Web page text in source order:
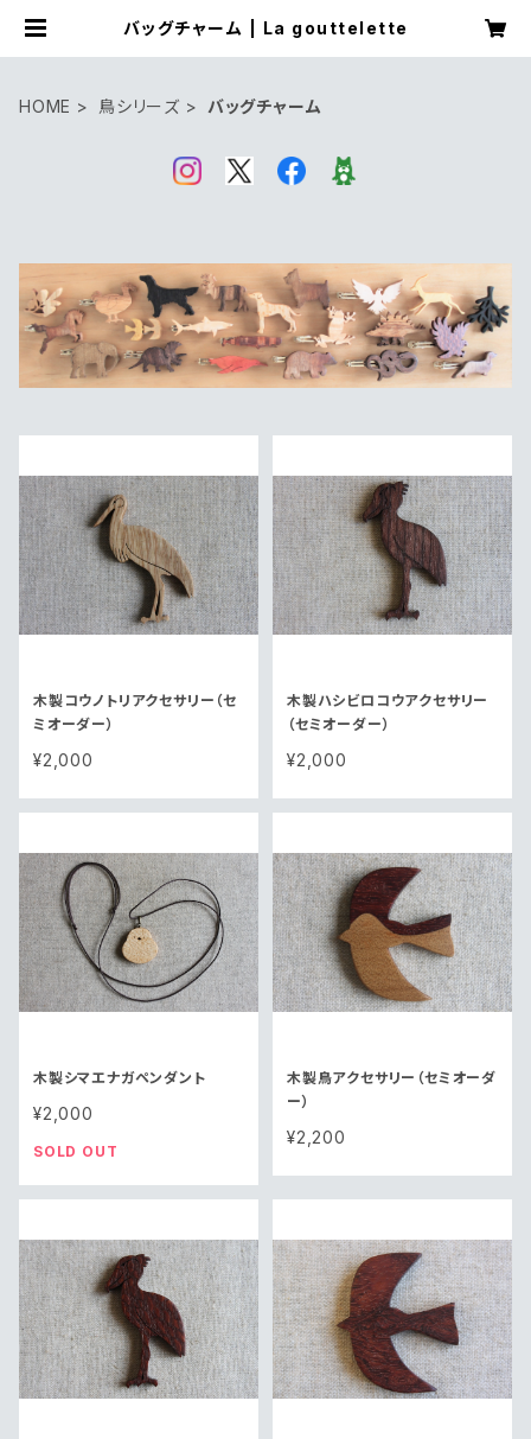
バッグチャーム | La gouttelette
HOME 鳥シリーズ バッグチャーム
木製コウノトリアクセサリー（セ
ミオーダー）
¥2,000
木製ハシビロコウアクセサリー
（セミオーダー）
¥2,000
木製シマエナガペンダント
¥2,000
SOLD OUT
木製鳥アクセサリー（セミオーダ
ー）
¥2,200